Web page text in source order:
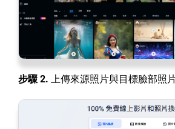
步驟 2. 上傳來源照片與目標臉部照